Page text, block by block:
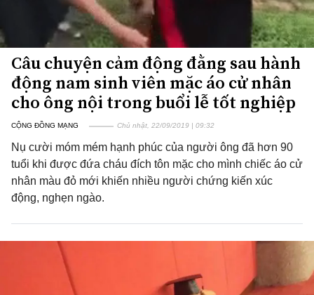
Câu chuyện cảm động đằng sau hành
động nam sinh viên mặc áo cử nhân
cho ông nội trong buổi lễ tốt nghiệp
CỘNG ĐỒNG MẠNG Chủ nhật, 22/09/2019 | 09:32
Nụ cười móm mém hạnh phúc của người ông đã hơn 90
tuổi khi được đứa cháu đích tôn mặc cho mình chiếc áo cử
nhân màu đỏ mới khiến nhiều người chứng kiến xúc
động, nghẹn ngào.